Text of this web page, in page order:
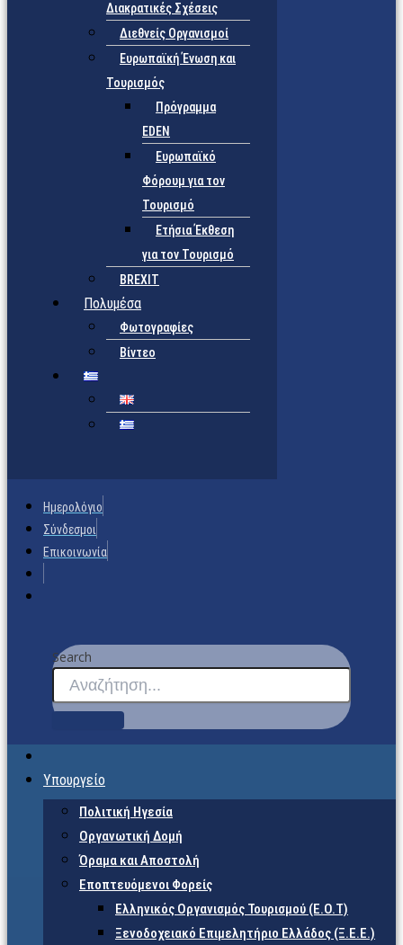
Διακρατικές Σχέσεις
Διεθνείς Οργανισμοί
Ευρωπαϊκή Ένωση και
Τουρισμός
Πρόγραμμα
EDEN
Ευρωπαϊκό
Φόρουμ για τον
Τουρισμό
Ετήσια Έκθεση
για τον Τουρισμό
BREXIT
Πολυμέσα
Φωτογραφίες
Βίντεο
Ημερολόγιο
Σύνδεσμοι
Επικοινωνία
Search
Υπουργείο
Πολιτική Ηγεσία
Οργανωτική Δομή
Όραμα και Αποστολή
Εποπτευόμενοι Φορείς
Eλληνικός Οργανισμός Τουρισμού (Ε.Ο.Τ)
Ξενοδοχειακό Επιμελητήριο Ελλάδος (Ξ.Ε.Ε.)